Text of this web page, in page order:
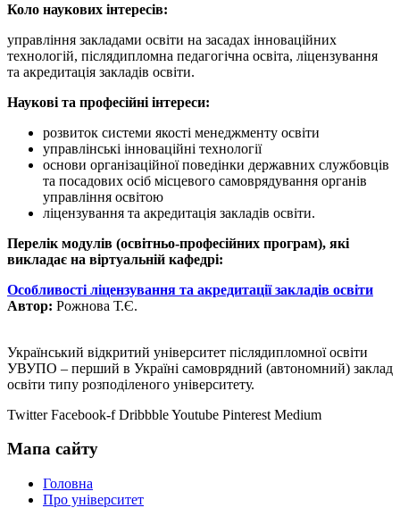
Коло наукових інтересів:
управління закладами освіти на засадах інноваційних
технологій, післядипломна педагогічна освіта, ліцензування
та акредитація закладів освіти.
Наукові та професійні інтереси:
розвиток системи якості менеджменту освіти
управлінські інноваційні технології
основи організаційної поведінки державних службовців
та посадових осіб місцевого самоврядування органів
управління освітою
ліцензування та акредитація закладів освіти.
Перелік модулів (освітньо-професійних програм), які
викладає на віртуальній кафедрі:
Особливості ліцензування та акредитації закладів освіти
Автор: Рожнова Т.Є.
Український відкритий університет післядипломної освіти
УВУПО – перший в Україні самоврядний (автономний) заклад
освіти типу розподіленого університету.
Twitter Facebook-f DribbbleYoutube Pinterest Medium
Мапа сайту
Головна
Про університет